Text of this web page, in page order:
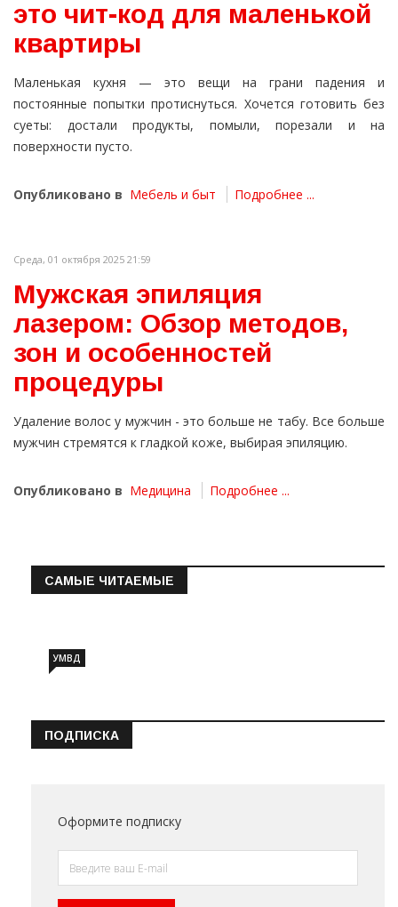
это чит-код для маленькой
квартиры
Маленькая кухня — это вещи на грани падения и
постоянные попытки протиснуться. Хочется готовить без
суеты: достали продукты, помыли, порезали и на
поверхности пусто.
Опубликовано в Мебель и быт Подробнее ...
Среда, 01 октября 2025 21:59
Мужская эпиляция
лазером: Обзор методов,
зон и особенностей
процедуры
Удаление волос у мужчин - это больше не табу. Все больше
мужчин стремятся к гладкой коже, выбирая эпиляцию.
Опубликовано в Медицина Подробнее ...
САМЫЕ ЧИТАЕМЫЕ
УМВД
ПОДПИСКА
Оформите подписку